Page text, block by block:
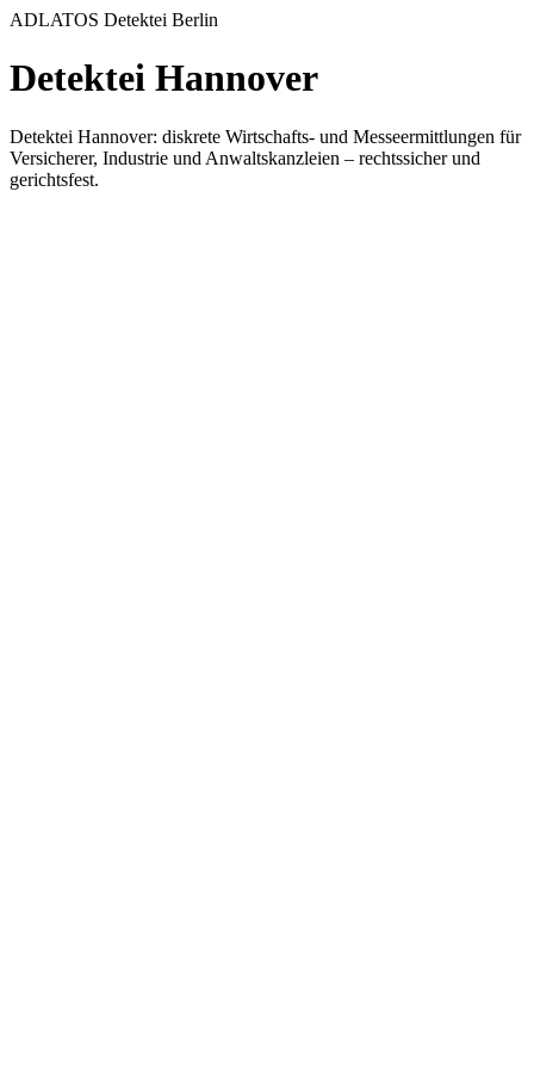
ADLATOS Detektei Berlin
Detektei Hannover
Detektei Hannover: diskrete Wirtschafts- und Messeermittlungen für
Versicherer, Industrie und Anwaltskanzleien – rechtssicher und
gerichtsfest.